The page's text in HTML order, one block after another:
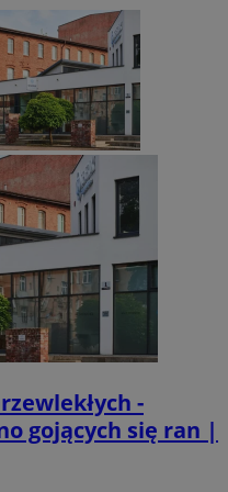
-
gojących się ran |
Simplifi Holdings
Inc.
.simpli.fi
NGINX Inc.
bh.contextweb.com
CookieScript